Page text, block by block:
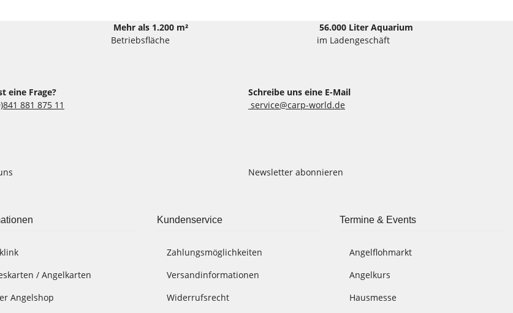
Mehr als 1.200 m²
Betriebsfläche
56.000 Liter Aquarium
im Ladengeschäft
eine Frage?
881 875 11
Schreibe uns eine E-Mail
service@carp-world.de
Newsletter abonnieren
/ Angelkarten
Angelshop
Kundenservice
Zahlungsmöglichkeiten
Versandinformationen
Widerrufsrecht
Termine & Events
Angelflohmarkt
Angelkurs
Hausmesse